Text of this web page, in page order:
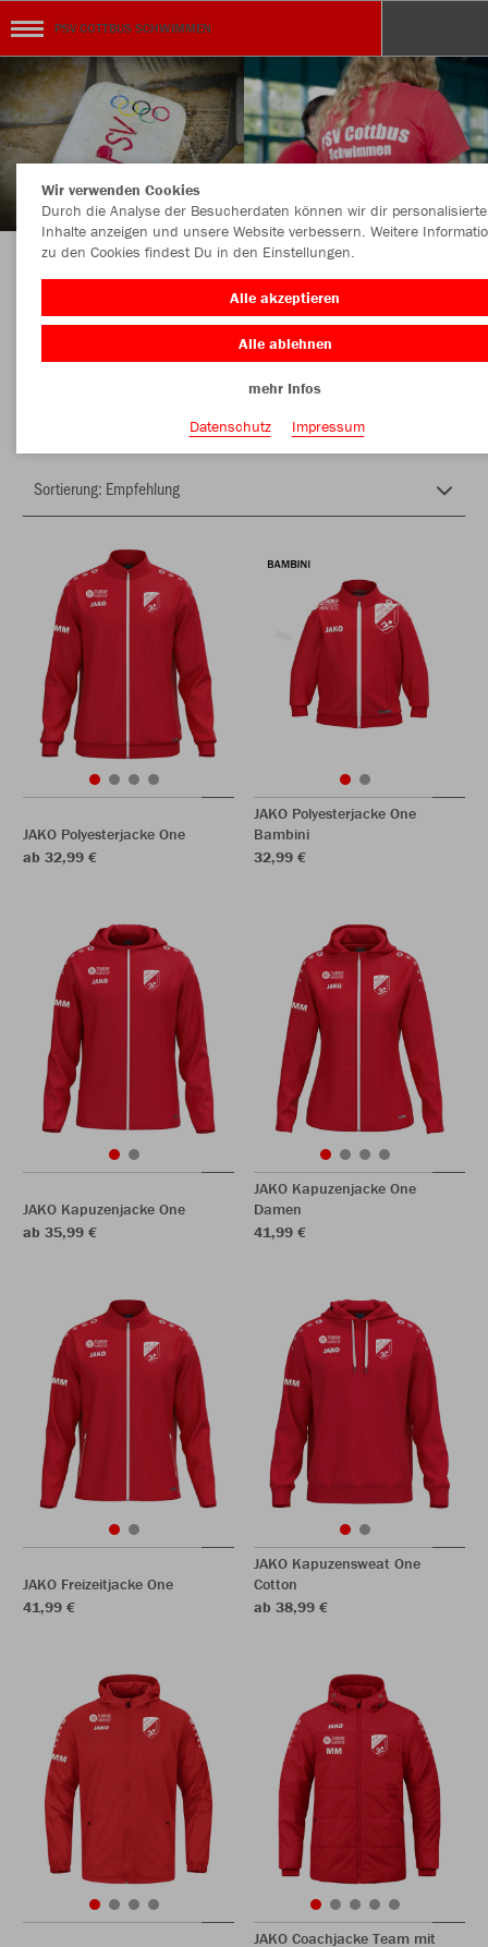
PSV COTTBUS SCHWIMMEN
Herzlich Willkommen im Teamshop PSV
COTTBUS SCHWIMMEN
JAKO Polyesterjacke One
ab 32,99 €
JAKO Polyesterjacke One
Bambini
32,99 €
JAKO Kapuzenjacke One
ab 35,99 €
JAKO Kapuzenjacke One
Damen
41,99 €
JAKO Freizeitjacke One
41,99 €
JAKO Kapuzensweat One
Cotton
ab 38,99 €
JAKO Coachjacke Team mit
Wir verwenden Cookies
Durch die Analyse der Besucherdaten können wir dir personalisierte
Inhalte anzeigen und unsere Website verbessern. Weitere
zu den Cookies findest Du in den Einstellungen.
Alle akzeptieren
Alle ablehnen
mehr Infos
Datenschutz
Impressum